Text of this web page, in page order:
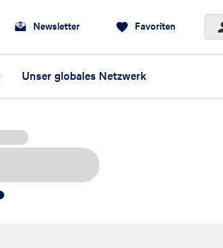
Newsletter Favoriten
Unser globales Netzwerk